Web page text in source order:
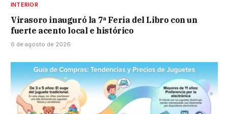
INTERIOR
Virasoro inauguró la 7ª Feria del Libro con un
fuerte acento local e histórico
6 de agosto de 2026